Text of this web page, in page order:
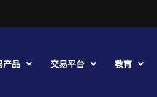
产品 交易平台 教育